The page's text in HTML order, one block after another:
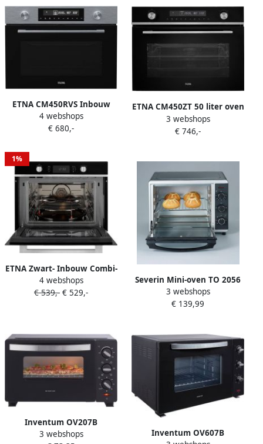
ETNA CM450RVS Inbouw
Combi-Oven 50L Turbo
Hetelucht RVS 13
LED Display Kinderslot 50 –
250°C
4 webshops
€ 680,-
ETNA CM450ZT 50 liter oven
met magnetronfunctie LED
verlichting Kindererslot
3 webshops
€ 746,-
1%
ETNA Zwart- Inbouw Combi-
Magnetron 44L Magnetron
Oven en Grill 20
4 webshops
€ 539,- € 529,-
Severin Mini-oven TO 2056
Luchtcirculatie boven- en
onderwarmte afzonderlijk
3 webshops
€ 139,99
Inventum OV207B
Vrijstaande mini oven 20L
3 webshops
Inventum OV607B